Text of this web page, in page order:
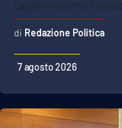
capolino vecchie
Redazione Politica
7 agosto 2026